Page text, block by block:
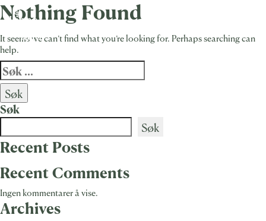
Skip
to
Nothing Found
It seems we can’t find what you’re looking for. Perhaps searching can
help.
Søk
etter:
Søk
Søk
Recent Posts
Recent Comments
Ingen kommentarer å vise.
Archives